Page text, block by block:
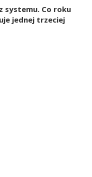
systemu. Co roku
jednej trzeciej